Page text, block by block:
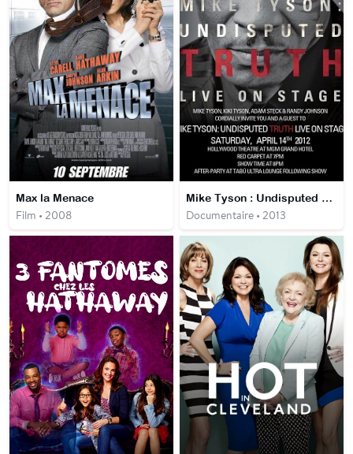
Max la Menace
Film • 2008
Mike Tyson : Undisputed Truth
Documentaire • 2013